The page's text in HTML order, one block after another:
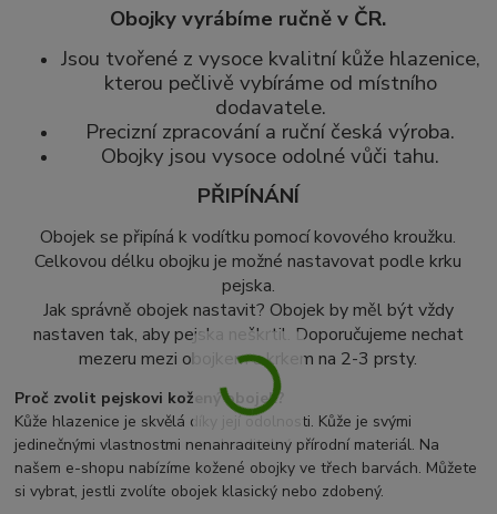
Obojky vyrábíme ručně v ČR.
Jsou tvořené z vysoce kvalitní kůže hlazenice,
kterou pečlivě vybíráme od místního
dodavatele.
Precizní zpracování a ruční česká výroba.
Obojky jsou vysoce odolné vůči tahu.
PŘIPÍNÁNÍ
Obojek se připíná k vodítku pomocí kovového kroužku.
Celkovou délku obojku je možné nastavovat podle krku
pejska.
Jak správně obojek nastavit? Obojek by měl být vždy
nastaven tak, aby pejska neškrtil. Doporučujeme nechat
mezeru mezi obojkem a krkem na 2-3 prsty.
Proč zvolit pejskovi kožený obojek?
Kůže hlazenice je skvělá díky její odolnosti. Kůže je svými
jedinečnými vlastnostmi nenahraditelný přírodní materiál. Na
našem e-shopu nabízíme kožené obojky ve třech barvách. Můžete
si vybrat, jestli zvolíte obojek klasický nebo zdobený.